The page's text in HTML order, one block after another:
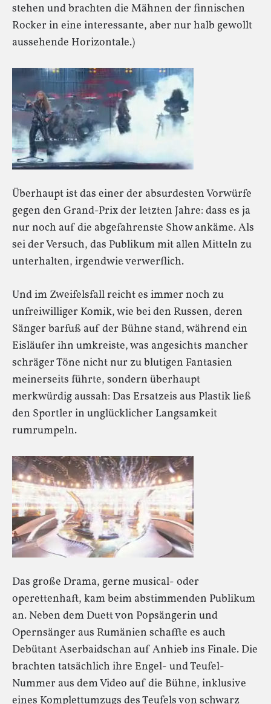
stehen und brachten die Mähnen der finnischen
Rocker in eine interessante, aber nur halb gewollt
aussehende Horizontale.)
Überhaupt ist das einer der absurdesten Vorwürfe
gegen den Grand-Prix der letzten Jahre: dass es ja
nur noch auf die abgefahrenste Show ankäme. Als
sei der Versuch, das Publikum mit allen Mitteln zu
unterhalten, irgendwie verwerflich.
Und im Zweifelsfall reicht es immer noch zu
unfreiwilliger Komik, wie bei den Russen, deren
Sänger barfuß auf der Bühne stand, während ein
Eisläufer ihn umkreiste, was angesichts mancher
schräger Töne nicht nur zu blutigen Fantasien
meinerseits führte, sondern überhaupt
merkwürdig aussah: Das Ersatzeis aus Plastik ließ
den Sportler in unglücklicher Langsamkeit
rumrumpeln.
Das große Drama, gerne musical- oder
operettenhaft, kam beim abstimmenden Publikum
an. Neben dem Duett von Popsängerin und
Opernsänger aus Rumänien schaffte es auch
Debütant Aserbaidschan auf Anhieb ins Finale. Die
brachten tatsächlich ihre Engel- und Teufel-
Nummer aus dem Video auf die Bühne, inklusive
eines Komplettumzugs des Teufels von schwarz